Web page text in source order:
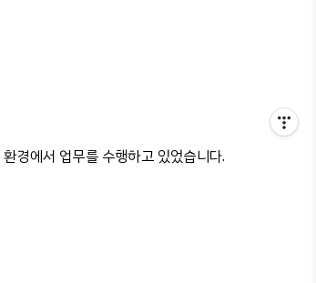
환경에서 업무를 수행하고 있었습니다.